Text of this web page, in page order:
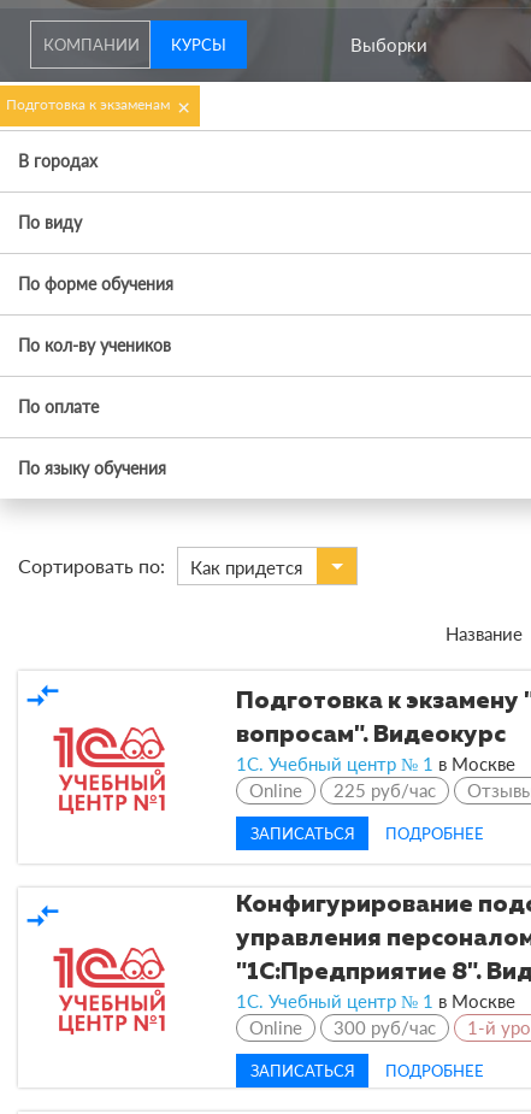
КОМПАНИИ КУРСЫ Выборки
Сортировать по: Как придется
Название
compare_arrows
Подготовка к экзамену
вопросам". Видеокурс
1С. Учебный центр № 1 в Москве
Online
225 руб/час
ЗАПИСАТЬСЯ ПОДРОБНЕЕ
compare_arrows
Конфигурирование
управления
"1С:Предприятие 8".
1С. Учебный центр № 1 в Москве
Online
300 руб/час 1-й
ЗАПИСАТЬСЯ ПОДРОБНЕЕ
Подготовка к экзаменам ×
В городах
По виду
По форме обучения
По кол-ву учеников
По оплате
По языку обучения